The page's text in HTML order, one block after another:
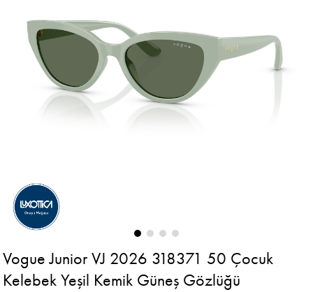
Vogue Junior VJ 2026 318371 50 Çocuk
Kelebek Yeşil Kemik Güneş Gözlüğü